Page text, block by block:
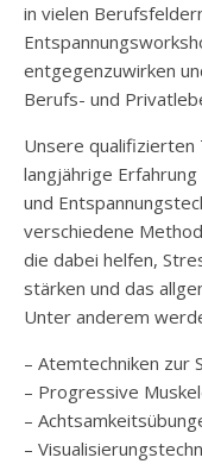
in vielen
entgegenzuwirken
Berufs- und
Unsere qualifizierten
langjährige
und
verschiedene
die dabei helfen,
stärken und das
Unter anderem
– Atemtechniken zur
– Progressive
–
–